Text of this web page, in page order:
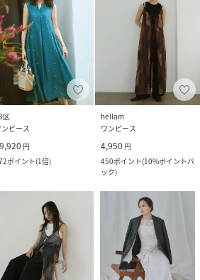
区
ンピース
円
ポイント(1倍)
hellam
ワンピース
4,950 円
450ポイント(10%ポイントバ
ック)